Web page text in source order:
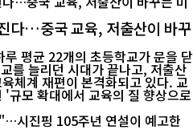
다…중국 교육, 저출산이 바꾸
평균 22개의 초등학교가 문을 닫
를 늘리던 시대가 끝나고, 저출산
체계 재편이 본격화되고 있다. 교
규모 확대에서 교육의 질 향상으로